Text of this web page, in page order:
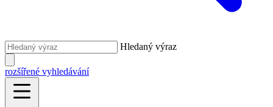
Hledaný výraz
rozšířené vyhledávání